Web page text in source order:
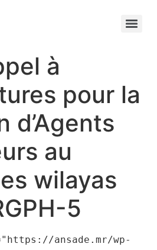
à
pour la
d’Agents
au
wilayas
5
ansade.mr/wp-